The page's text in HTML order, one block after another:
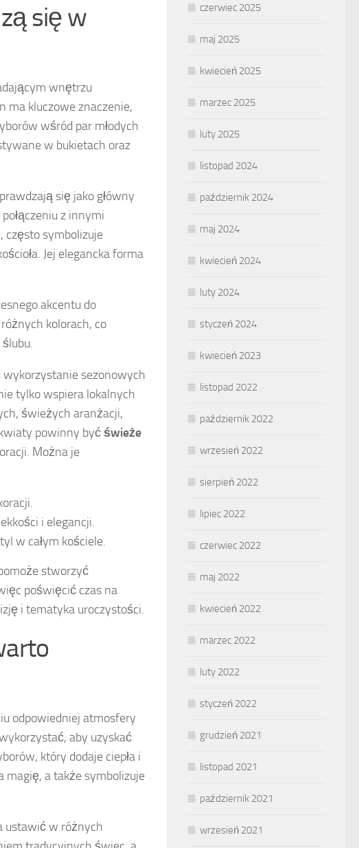
się w
wnętrzu
kluczowe znaczenie,
wśród par młodych
w bukietach oraz
się jako główny
z innymi
często symbolizuje
Jej elegancka forma
akcentu do
kolorach, co
sezonowych
tylko wspiera lokalnych
świeżych aranżacji,
powinny być świeże
Można je
i elegancji.
w całym kościele.
stworzyć
poświęcić czas na
i tematyka uroczystości.
odpowiedniej atmosfery
aby uzyskać
który dodaje ciepła i
magię, a także symbolizuje
ustawić w różnych
czerwiec 2025
maj 2025
kwiecień 2025
marzec 2025
luty 2025
listopad 2024
październik 2024
maj 2024
kwiecień 2024
luty 2024
styczeń 2024
kwiecień 2023
listopad 2022
październik 2022
wrzesień 2022
sierpień 2022
lipiec 2022
czerwiec 2022
maj 2022
kwiecień 2022
marzec 2022
luty 2022
styczeń 2022
grudzień 2021
listopad 2021
październik 2021
wrzesień 2021